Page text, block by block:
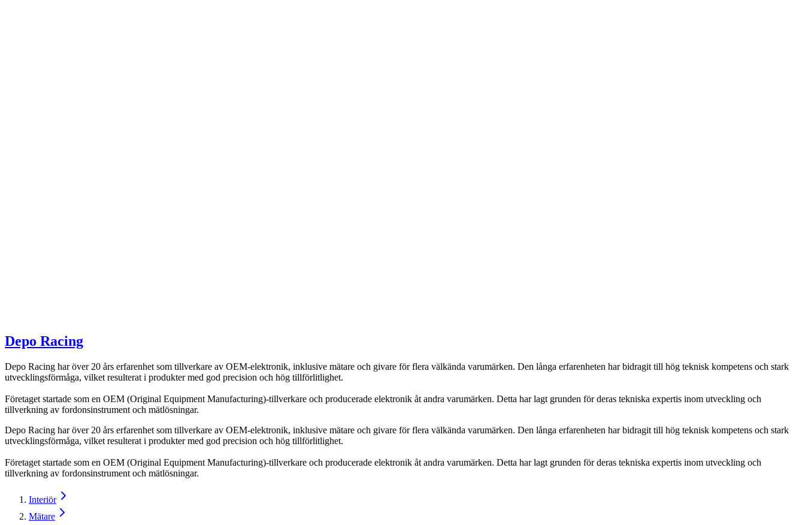
Depo Racing
Depo Racing har över 20 års erfarenhet som tillverkare av OEM-elektronik, inklusive mätare och givare för flera välkända varumärken. Den långa erfarenheten har bidragit till hög teknisk kompetens och stark
utvecklingsförmåga, vilket resulterat i produkter med god precision och hög tillförlitlighet.
Företaget startade som en OEM (Original Equipment Manufacturing)-tillverkare och producerade elektronik åt andra varumärken. Detta har lagt grunden för deras tekniska expertis inom utveckling och
tillverkning av fordonsinstrument och mätlösningar.
Depo Racing har över 20 års erfarenhet som tillverkare av OEM-elektronik, inklusive mätare och givare för flera välkända varumärken. Den långa erfarenheten har bidragit till hög teknisk kompetens och stark
utvecklingsförmåga, vilket resulterat i produkter med god precision och hög tillförlitlighet.
Företaget startade som en OEM (Original Equipment Manufacturing)-tillverkare och producerade elektronik åt andra varumärken. Detta har lagt grunden för deras tekniska expertis inom utveckling och
tillverkning av fordonsinstrument och mätlösningar.
Interiör
Mätare